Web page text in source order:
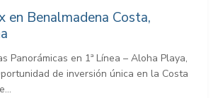
en Benalmadena Costa,
Panorámicas en 1ª Línea – Aloha Playa,
de inversión única en la Costa